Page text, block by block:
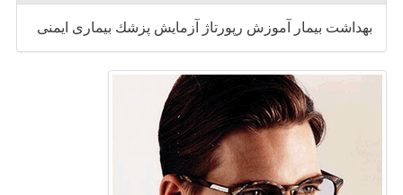
بهداشت بیمار آموزش رپورتاژ آزمایش پزشك بیماری ایمنی